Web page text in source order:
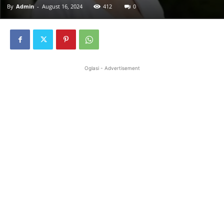
By Admin - August 16, 2024 412 0
Oglasi - Advertisement